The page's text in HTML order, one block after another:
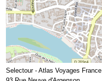
Selectour - Atlas Voyages France